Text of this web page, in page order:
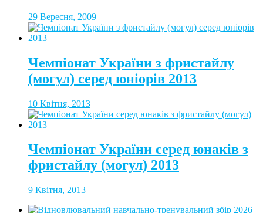
29 Вересня, 2009
Чемпіонат України з фристайлу
(могул) серед юніорів 2013
10 Квітня, 2013
Чемпіонат України серед юнаків з
фристайлу (могул) 2013
9 Квітня, 2013